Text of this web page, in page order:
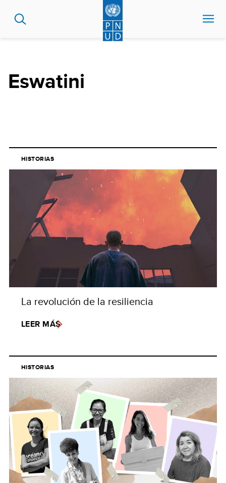
contenido
Eswatini
HISTORIAS
La revolución de la resiliencia
LEER MÁS
HISTORIAS